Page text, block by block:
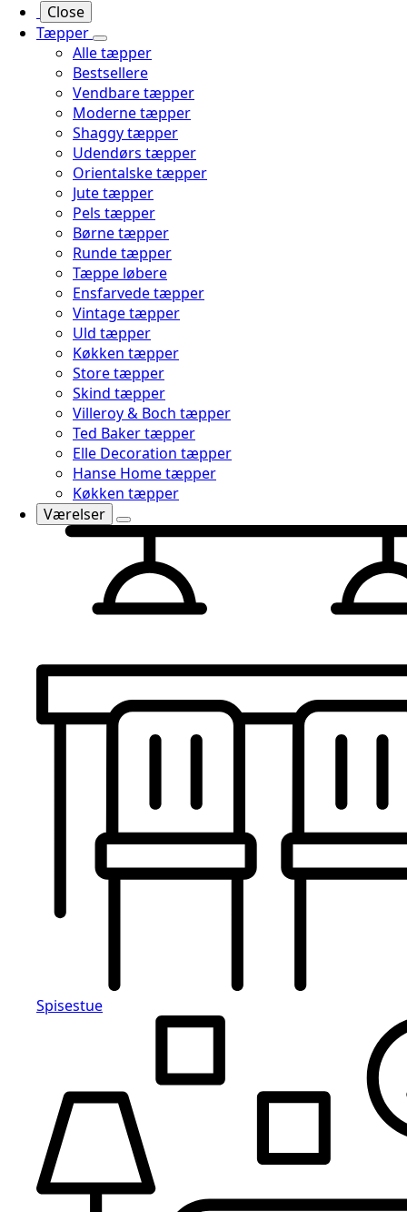
Close
Tæpper
Alle tæpper
Bestsellere
Vendbare tæpper
Moderne tæpper
Shaggy tæpper
Udendørs tæpper
Orientalske tæpper
Jute tæpper
Pels tæpper
Børne tæpper
Runde tæpper
Tæppe løbere
Ensfarvede tæpper
Vintage tæpper
Uld tæpper
Køkken tæpper
Store tæpper
Skind tæpper
Villeroy & Boch tæpper
Ted Baker tæpper
Elle Decoration tæpper
Hanse Home tæpper
Køkken tæpper
Værelser
Spisestue